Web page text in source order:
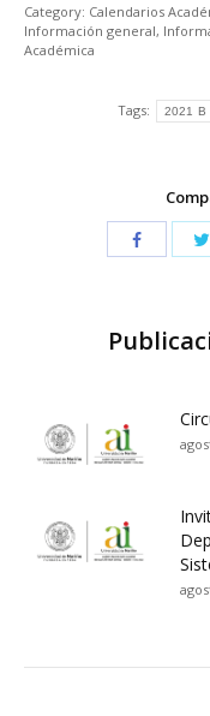
Category: Calendarios
Información general,
Académica
Tags: 2021 B